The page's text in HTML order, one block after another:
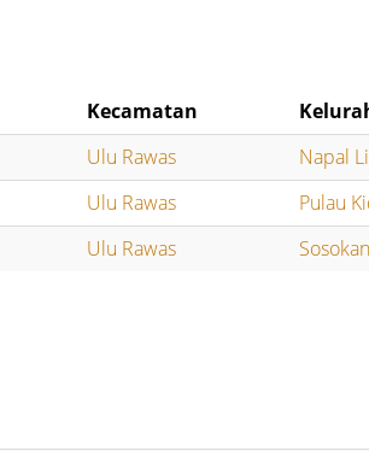
Kecamatan
Ulu Rawas Napal
Ulu Rawas Pulau
Ulu Rawas Sosokan